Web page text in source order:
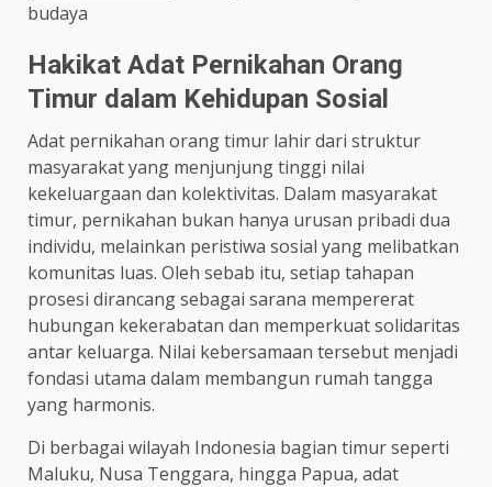
budaya
Hakikat Adat Pernikahan Orang
Timur dalam Kehidupan Sosial
Adat pernikahan orang timur lahir dari struktur
masyarakat yang menjunjung tinggi nilai
kekeluargaan dan kolektivitas. Dalam masyarakat
timur, pernikahan bukan hanya urusan pribadi dua
individu, melainkan peristiwa sosial yang melibatkan
komunitas luas. Oleh sebab itu, setiap tahapan
prosesi dirancang sebagai sarana mempererat
hubungan kekerabatan dan memperkuat solidaritas
antar keluarga. Nilai kebersamaan tersebut menjadi
fondasi utama dalam membangun rumah tangga
yang harmonis.
Di berbagai wilayah Indonesia bagian timur seperti
Maluku, Nusa Tenggara, hingga Papua, adat